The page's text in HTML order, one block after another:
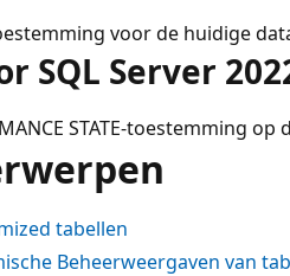
voor de huidige
SQL Server
STATE-toestemming op
tabellen
Beheerweergaven van